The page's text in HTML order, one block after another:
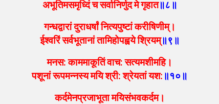
अभूतिमसमृध्दिं च सर्वानिर्णुद मे गृहात॥८॥
गन्धद्वारां दुराधर्षां नित्यपुष्टां करीषिणीम्।
ईश्वरिं सर्वभूतानां तामिहोपह्वये श्रियम्॥९॥
मनस: काममाकूतिं वाच: सत्यमशीमहि।
पशूनां रूपमन्नस्य मयि श्री: श्रेयतां यश: ॥१०॥
कर्दमेनप्रजाभूता मयिसंभवकर्दम।